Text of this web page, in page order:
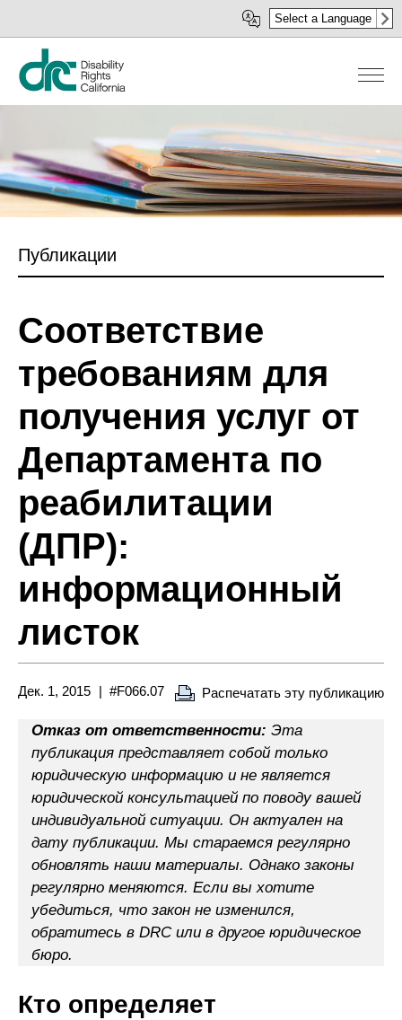
к
основному
содержанию
Select a Language
Публикации
Соответствие
требованиям для
получения услуг от
Департамента по
реабилитации
(ДПР):
информационный
листок
Дек. 1, 2015 #F066.07 Распечатать эту публикацию
Отказ от ответственности: Эта
публикация представляет собой только
юридическую информацию и не является
юридической консультацией по поводу вашей
индивидуальной ситуации. Он актуален на
дату публикации. Мы стараемся регулярно
обновлять наши материалы. Однако законы
регулярно меняются. Если вы хотите
убедиться, что закон не изменился,
обратитесь в DRC или в другое юридическое
бюро.
Кто определяет